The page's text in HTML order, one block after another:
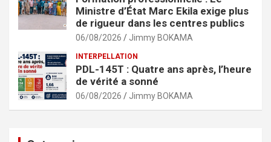
Ministre d’État Marc Ekila exige plus
de rigueur dans les centres publics
06/08/2026 Jimmy BOKAMA
INTERPELLATION
PDL-145T : Quatre ans après, l’heure
de vérité a sonné
06/08/2026 Jimmy BOKAMA